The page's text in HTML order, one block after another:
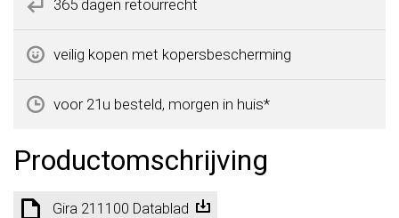
365 dagen retourrecht
veilig kopen met kopersbescherming
voor 21u besteld, morgen in huis*
Productomschrijving
Gira 211100 Datablad